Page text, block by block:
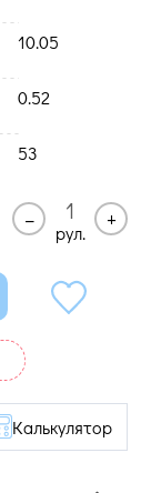
10.05
0.52
53
–
рул.
+
Калькулятор